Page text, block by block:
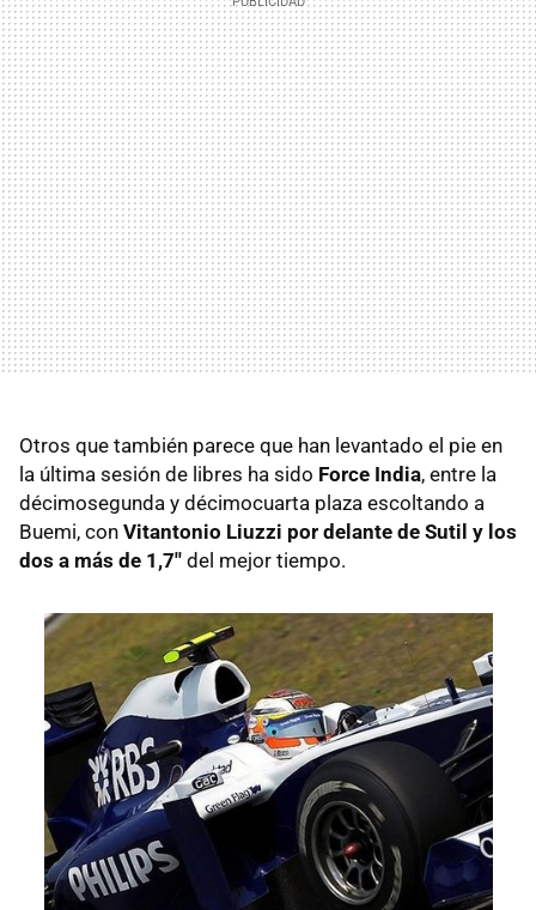
Otros que también parece que han levantado el pie en
la última sesión de libres ha sido Force India, entre la
décimosegunda y décimocuarta plaza escoltando a
Buemi, con Vitantonio Liuzzi por delante de Sutil y los
dos a más de 1,7'' del mejor tiempo.